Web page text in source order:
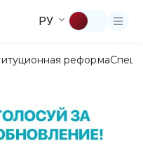
РУ
реформа